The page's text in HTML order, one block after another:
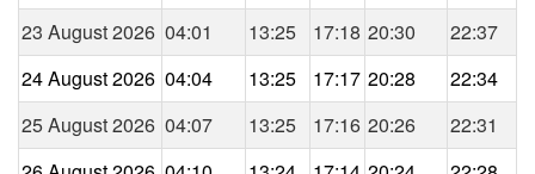
23 August 2026 04:01 13:25 17:18 20:30
22:37
24 August 2026 04:04 13:25 17:17 20:28
22:34
25 August 2026 04:07 13:25 17:16 20:26
22:31